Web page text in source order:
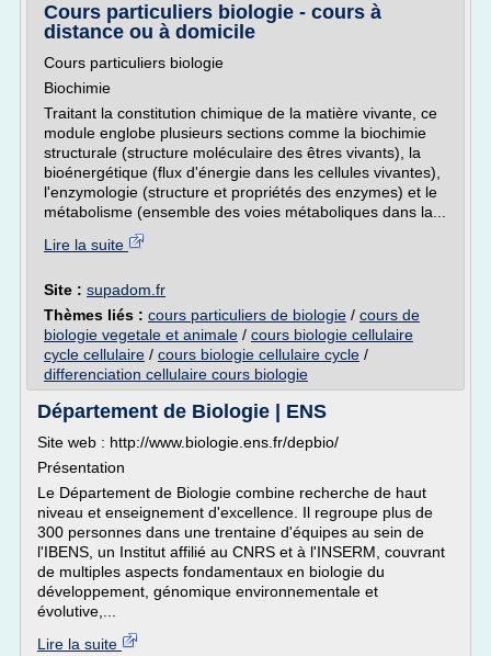
Cours particuliers biologie - cours à
distance ou à domicile
Cours particuliers biologie
Biochimie
Traitant la constitution chimique de la matière vivante, ce
module englobe plusieurs sections comme la biochimie
structurale (structure moléculaire des êtres vivants), la
bioénergétique (flux d'énergie dans les cellules vivantes),
l'enzymologie (structure et propriétés des enzymes) et le
métabolisme (ensemble des voies métaboliques dans la...
Lire la suite
Site : supadom.fr
Thèmes liés : cours particuliers de biologie / cours de
biologie vegetale et animale / cours biologie cellulaire
cycle cellulaire / cours biologie cellulaire cycle /
differenciation cellulaire cours biologie
Département de Biologie | ENS
Site web : http://www.biologie.ens.fr/depbio/
Présentation
Le Département de Biologie combine recherche de haut
niveau et enseignement d'excellence. Il regroupe plus de
300 personnes dans une trentaine d'équipes au sein de
l'IBENS, un Institut affilié au CNRS et à l'INSERM, couvrant
de multiples aspects fondamentaux en biologie du
développement, génomique environnementale et
évolutive,...
Lire la suite